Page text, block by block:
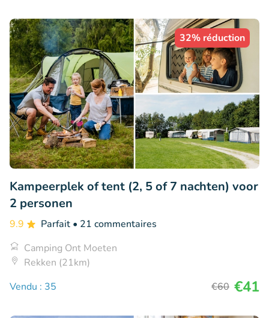
32% réduction
Kampeerplek of tent (2, 5 of 7 nachten) voor
2 personen
9.9 Parfait • 21 commentaires
Camping Ont Moeten
Rekken (21km)
Vendu : 35
€60 €41